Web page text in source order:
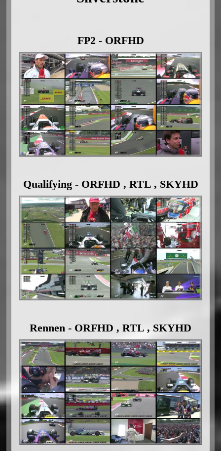
FP2 - ORFHD
Qualifying - ORFHD , RTL , SKYHD
Rennen - ORFHD , RTL , SKYHD